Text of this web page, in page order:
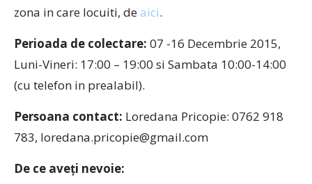
zona in care locuiti, de aici.
Perioada de colectare: 07 -16 Decembrie 2015,
Luni-Vineri: 17:00 – 19:00 si Sambata 10:00-14:00
(cu telefon in prealabil).
Persoana contact: Loredana Pricopie: 0762 918
783, loredana.pricopie@gmail.com
De ce aveți nevoie: